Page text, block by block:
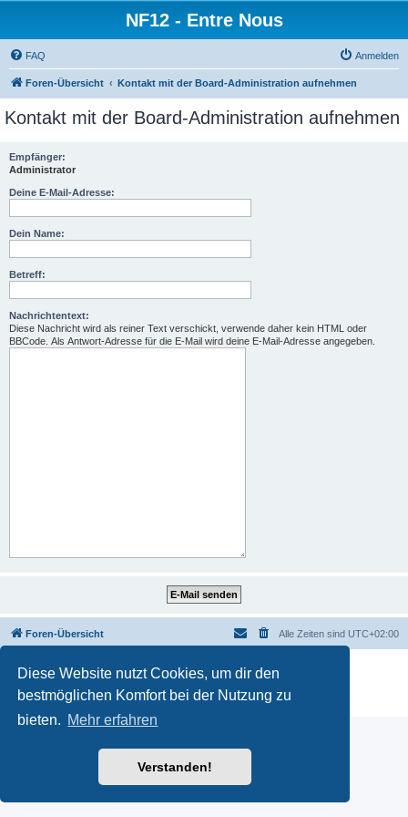
Diese Website nutzt Cookies, um dir den
bestmöglichen Komfort bei der Nutzung zu
bieten. Mehr erfahren
Verstanden!
NF12 - Entre Nous
FAQ Anmelden
Foren-Übersicht Kontakt mit der Board-Administration aufnehmen
Kontakt mit der Board-Administration aufnehmen
Empfänger:
Administrator
Deine E-Mail-Adresse:
Dein Name:
Betreff:
Nachrichtentext:
Diese Nachricht wird als reiner Text verschickt, verwende daher kein HTML oder
BBCode. Als Antwort-Adresse für die E-Mail wird deine E-Mail-Adresse angegeben.
Foren-Übersicht Alle Zeiten sind UTC+02:00
Powered by phpBB
® Forum Software © phpBB Limited
Deutsche Übersetzung durch
Datenschutz|Nutzungsbedingungen